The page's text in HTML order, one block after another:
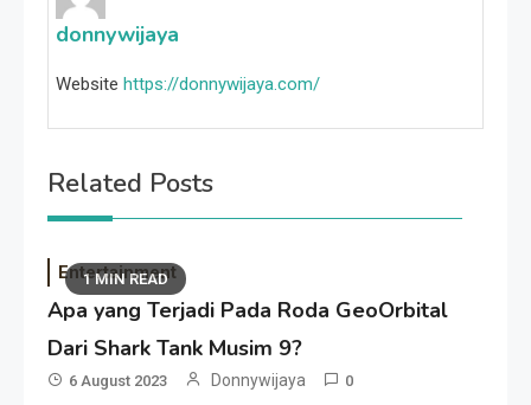
donnywijaya
Website https://donnywijaya.com/
Related Posts
1 MIN READ
Entertainment
Apa yang Terjadi Pada Roda GeoOrbital
Dari Shark Tank Musim 9?
6 August 2023 Donnywijaya 0